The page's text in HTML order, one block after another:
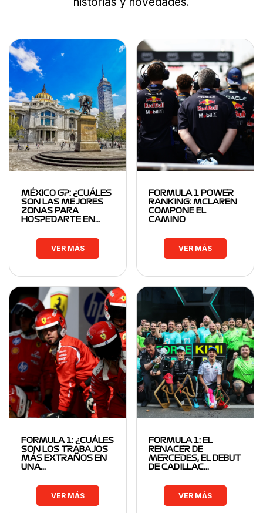
MÉXICO GP: ¿CUÁLES
SON LAS MEJORES
ZONAS PARA
HOSPEDARTE EN…
VER MÁS
FORMULA 1 POWER
RANKING: MCLAREN
COMPONE EL
CAMINO
VER MÁS
FORMULA 1: ¿CUÁLES
SON LOS TRABAJOS
MÁS EXTRAÑOS EN
UNA…
VER MÁS
FORMULA 1: EL
RENACER DE
MERCEDES, EL DEBUT
DE CADILLAC…
VER MÁS